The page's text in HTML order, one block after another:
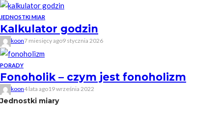
JEDNOSTKI MIAR
Kalkulator godzin
koon7 miesięcy ago9 stycznia 2026
PORADY
Fonoholik – czym jest fonoholizm
koon4 lata ago19 września 2022
Jednostki miary